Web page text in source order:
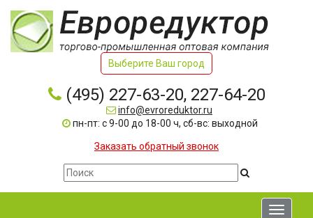
Выберите Ваш город
(495) 227-63-20, 227-64-20
info@evroreduktor.ru
пн-пт: с 9-00 до 18-00 ч, сб-вс: выходной
Заказать обратный звонок
Toggle